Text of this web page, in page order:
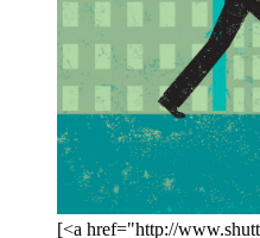
[<a href="http://